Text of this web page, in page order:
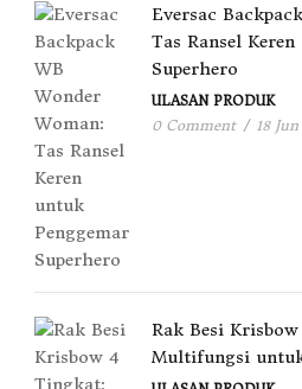
Eversac
Tas Ransel
Superhero
ULASAN PRODUK
0 Comment / 18
Rak Besi
Multifungsi